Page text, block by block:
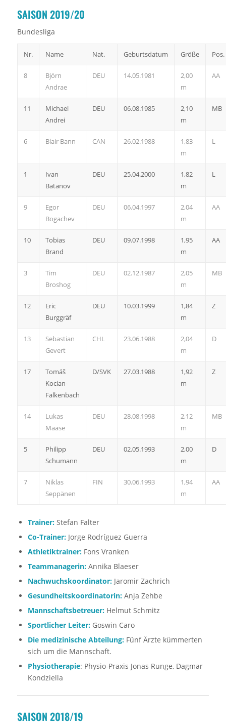
SAISON 2019/20
Bundesliga
Nr. Name Nat. Geburtsdatum Größe Pos.
8
Björn
Andrae
DEU 14.05.1981
2,00
m
AA
11
Michael
Andrei
DEU 06.08.1985
2,10
m
MB
6 Blair Bann CAN 26.02.1988
1,83
m
L
1
Ivan
Batanov
DEU 25.04.2000
1,82
m
L
9
Egor
Bogachev
DEU 06.04.1997
2,04
m
AA
10
Tobias
Brand
DEU 09.07.1998
1,95
m
AA
3
Tim
Broshog
DEU 02.12.1987
2,05
m
MB
12
Eric
Burggräf
DEU 10.03.1999
1,84
m
Z
13
Sebastian
Gevert
CHL 23.06.1988
2,04
m
D
17
Tomáš
Kocian-
Falkenbach
D/SVK 27.03.1988
1,92
m
Z
14
Lukas
Maase
DEU 28.08.1998
2,12
m
MB
5
Philipp
Schumann
DEU 02.05.1993
2,00
m
D
7
Niklas
Seppänen
FIN 30.06.1993
1,94
m
AA
Trainer:Stefan Falter
Co-Trainer:Jorge Rodríguez Guerra
Athletiktrainer: Fons Vranken
Teammanagerin:Annika Blaeser
Nachwuchskoordinator:Jaromir Zachrich
Gesundheitskoordinatorin:Anja Zehbe
Mannschaftsbetreuer:Helmut Schmitz
Sportlicher Leiter:Goswin Caro
Die medizinische Abteilung:Fünf Ärzte kümmerten
sich um die Mannschaft.
Physiotherapie: Physio-Praxis Jonas Runge, Dagmar
Kondziella
SAISON 2018/19